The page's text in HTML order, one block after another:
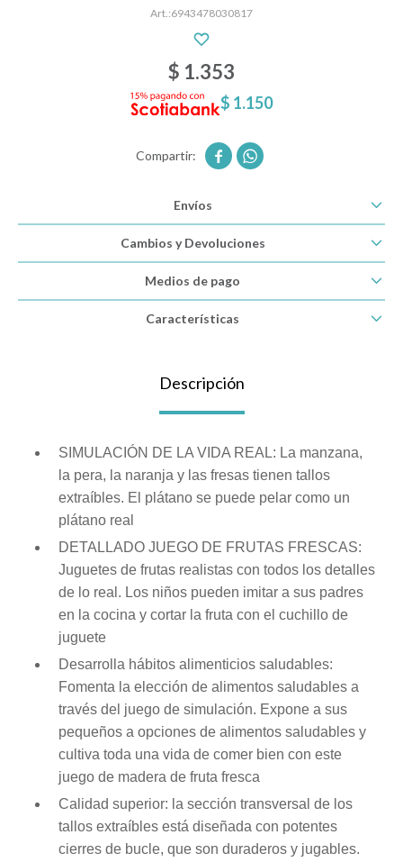
6943478030817
$ 1.353
$ 1.150
 
Envíos
Cambios y Devoluciones
Medios de pago
Características
Descripción
SIMULACIÓN DE LA VIDA REAL: La manzana,
la pera, la naranja y las fresas tienen tallos
extraíbles. El plátano se puede pelar como un
plátano real
DETALLADO JUEGO DE FRUTAS FRESCAS:
Juguetes de frutas realistas con todos los detalles
de lo real. Los niños pueden imitar a sus padres
en la cocina y cortar la fruta con el cuchillo de
juguete
Desarrolla hábitos alimenticios saludables:
Fomenta la elección de alimentos saludables a
través del juego de simulación. Expone a sus
pequeños a opciones de alimentos saludables y
cultiva toda una vida de comer bien con este
juego de madera de fruta fresca
Calidad superior: la sección transversal de los
tallos extraíbles está diseñada con potentes
cierres de bucle, que son duraderos y jugables.
Bolsos y mochilas maternales
Vestimenta
Gift cards
Nuevos
Contacto
Local MVD Kids